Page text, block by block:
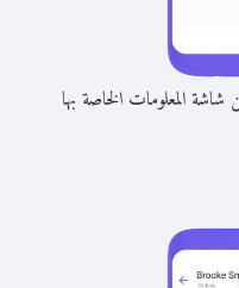
المعلومات الخاصة بها